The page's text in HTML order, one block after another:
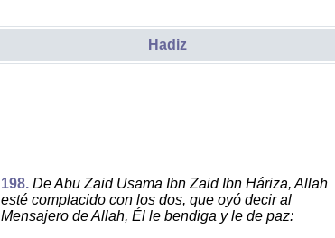
Hadiz
198. De Abu Zaid Usama Ibn Zaid Ibn Háriza, Allah
esté complacido con los dos, que oyó decir al
Mensajero de Allah, Él le bendiga y le de paz: